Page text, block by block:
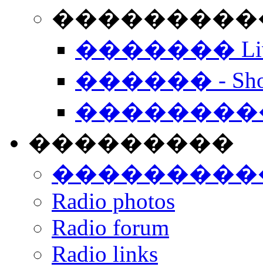
����������
�������
������ -
���������
Radio photos
Radio forum
Radio links